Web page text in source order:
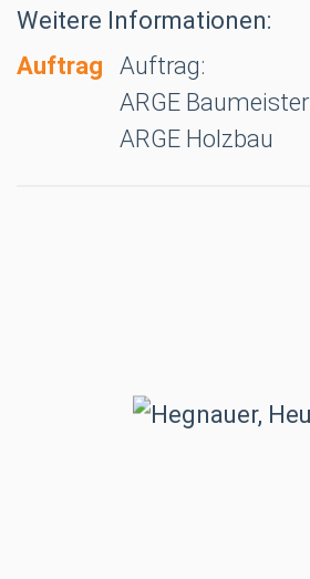
Weitere Informationen:
Auftrag
Auftrag:
ARGE Baumeister
ARGE Holzbau